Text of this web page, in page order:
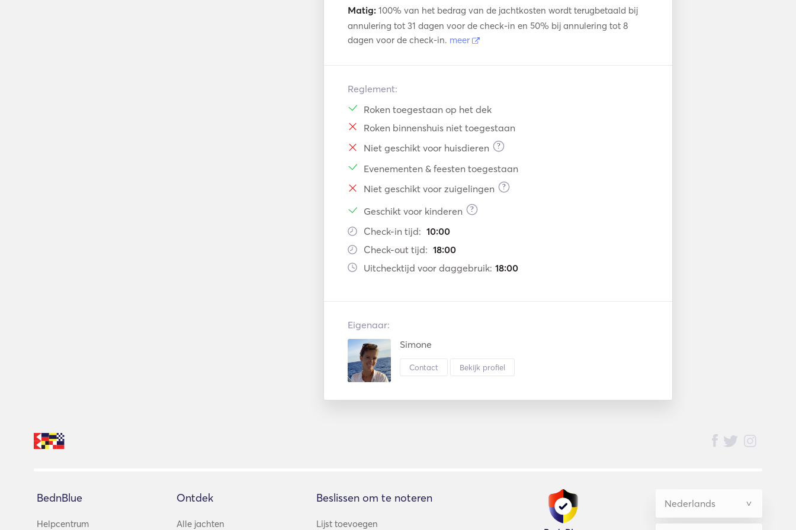
Sheets and towels 15€ p.p.
Stewardess 150€ / day.
included.
Matig: 100% van het bedrag van de jachtkosten wordt terugbetaald bij
annulering tot 31 dagen voor de check-in en 50% bij annulering tot 8
dagen voor de check-in. meer
Reglement:
Roken toegestaan op het dek
Roken binnenshuis niet toegestaan
Niet geschikt voor huisdieren
?
Evenementen & feesten toegestaan
Niet geschikt voor zuigelingen
?
Geschikt voor kinderen ?
Check-in tijd: 10:00
Check-out tijd: 18:00
Uitchecktijd voor daggebruik: 18:00
Eigenaar:
Simone
Contact Bekijk profiel
BednBlue
Helpcentrum
Ontdek
Alle jachten
Beslissen om te noteren
Lijst toevoegen